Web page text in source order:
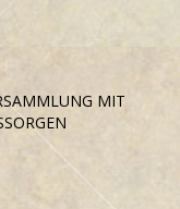
MIT